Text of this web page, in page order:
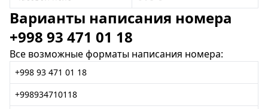
Варианты написания номера
+998 93 471 01 18
Все возможные форматы написания номера:
+998 93 471 01 18
+998934710118